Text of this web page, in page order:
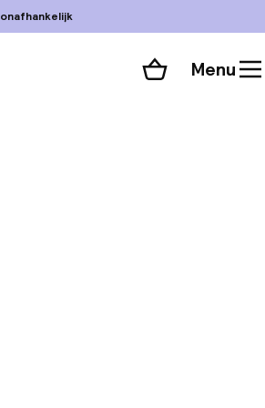
onafhankelijk
Winkelmand
Menu